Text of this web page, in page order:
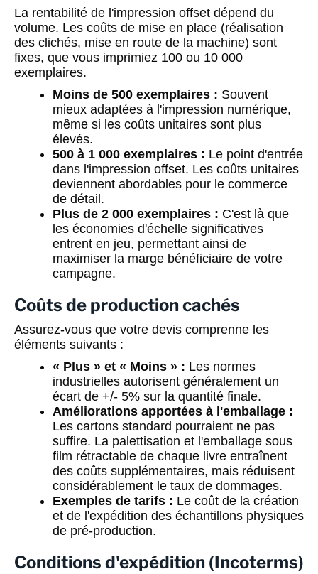
La rentabilité de l'impression offset dépend du
volume. Les coûts de mise en place (réalisation
des clichés, mise en route de la machine) sont
fixes, que vous imprimiez 100 ou 10 000
exemplaires.
Moins de 500 exemplaires : Souvent
mieux adaptées à l'impression numérique,
même si les coûts unitaires sont plus
élevés.
500 à 1 000 exemplaires : Le point d'entrée
dans l'impression offset. Les coûts unitaires
deviennent abordables pour le commerce
de détail.
Plus de 2 000 exemplaires : C'est là que
les économies d'échelle significatives
entrent en jeu, permettant ainsi de
maximiser la marge bénéficiaire de votre
campagne.
Coûts de production cachés
Assurez-vous que votre devis comprenne les
éléments suivants :
« Plus » et « Moins » : Les normes
industrielles autorisent généralement un
écart de +/- 5% sur la quantité finale.
Améliorations apportées à l'emballage :
Les cartons standard pourraient ne pas
suffire. La palettisation et l'emballage sous
film rétractable de chaque livre entraînent
des coûts supplémentaires, mais réduisent
considérablement le taux de dommages.
Exemples de tarifs : Le coût de la création
et de l'expédition des échantillons physiques
de pré-production.
Conditions d'expédition (Incoterms)